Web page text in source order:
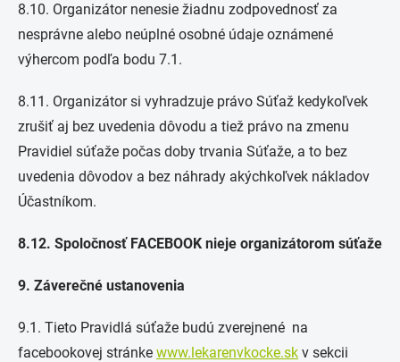
8.10. Organizátor nenesie žiadnu zodpovednosť za
nesprávne alebo neúplné osobné údaje oznámené
výhercom podľa bodu 7.1.
8.11. Organizátor si vyhradzuje právo Súťaž kedykoľvek
zrušiť aj bez uvedenia dôvodu a tiež právo na zmenu
Pravidiel súťaže počas doby trvania Súťaže, a to bez
uvedenia dôvodov a bez náhrady akýchkoľvek nákladov
Účastníkom.
8.12. Spoločnosť FACEBOOK nieje organizátorom súťaže
9. Záverečné ustanovenia
9.1. Tieto Pravidlá súťaže budú zverejnené na
facebookovej stránke www.lekarenvkocke.sk v sekcii